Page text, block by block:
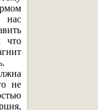
нас
что
не